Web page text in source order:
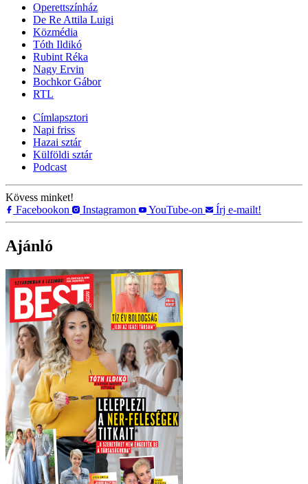
Operettszínház
De Re Attila Luigi
Közmédia
Tóth Ildikó
Rubint Réka
Nagy Ervin
Bochkor Gábor
RTL
Címlapsztori
Napi friss
Hazai sztár
Külföldi sztár
Podcast
Kövess minket!
Facebookon
Instagramon YouTube-on Írj e-mailt!
Ajánló